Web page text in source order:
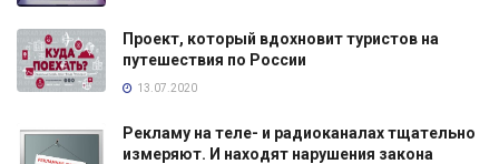
Проект, который вдохновит туристов на
путешествия по России
13.07.2020
Рекламу на теле- и радиоканалах тщательно
измеряют. И находят нарушения закона